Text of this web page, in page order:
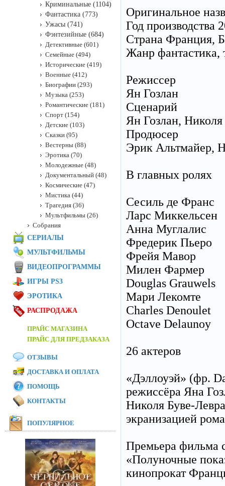
Оригинальное
Год производства
Страна Франция,
Жанр фантастика,
Режиссер
Ян Гозлан
Сценарий
Ян Гозлан,
Продюсер
Эрик Альтмайер,
В главных ролях
Сесиль де Франс
Ларс Миккельсен
Анна Муглалис
Фредерик Пьеро
Фрейя Мавор
Милен Фармер
Douglas Grauwels
Мари Лекомте
Charles Denoulet
Octave Delaunoy
26 актеров
«Дэллоуэй» (фр.
режиссёра Яна
Николя Буве-
экранизацией
Премьера фильма
«Полуночные
кинопрокат
Криминальные (1104)
Фантастика (773)
Ужасы (741)
Фэнтезийные (684)
Детективные (601)
Семейные (494)
Исторические (419)
Военные (412)
Биографии (293)
Музыка (253)
Романтические (181)
Спорт (154)
Детские (103)
Сказки (95)
Вестерны (88)
Эротика (70)
Молодежные (48)
Документальный (48)
Космические (47)
Мистика (44)
Трагедия (36)
Мультфильмы (26)
Собрания
СЕРИАЛЫ
МУЛЬТФИЛЬМЫ
ВИДЕОПРОГРАММЫ
ИГРЫ PS3
ЭРОТИКА
РАСПРОДАЖА
ПРАЙС МАГАЗИНА
ПРАЙС ДЛЯ ПРЕДЗАКАЗА
ОТЗЫВЫ
ДОСТАВКА И ОПЛАТА
ПОМОЩЬ
КОНТАКТЫ
ПОПУЛЯРНОЕ